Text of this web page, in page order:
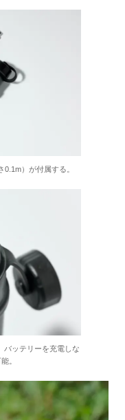
）が付属する。
バッテリーを充電しな
。